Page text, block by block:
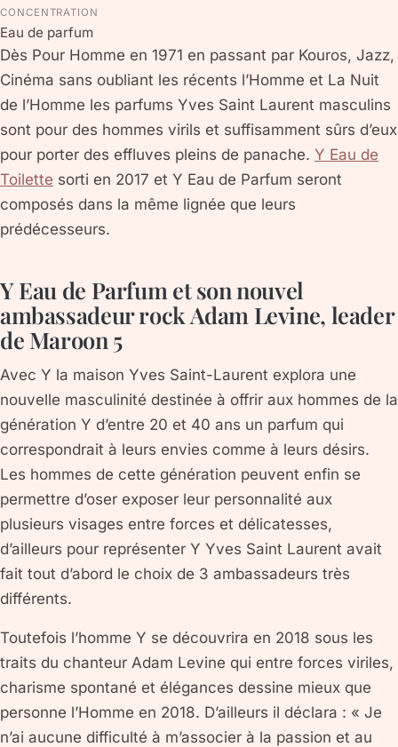
CONCENTRATION
Eau de parfum
Dès Pour Homme en 1971 en passant par Kouros, Jazz,
Cinéma sans oubliant les récents l’Homme et La Nuit
de l’Homme les parfums Yves Saint Laurent masculins
sont pour des hommes virils et suffisamment sûrs d’eux
pour porter des effluves pleins de panache. Y Eau de
Toilette sorti en 2017 et Y Eau de Parfum seront
composés dans la même lignée que leurs
prédécesseurs.
Y Eau de Parfum et son nouvel
ambassadeur rock Adam Levine, leader
de Maroon 5
Avec Y la maison Yves Saint-Laurent explora une
nouvelle masculinité destinée à offrir aux hommes de la
génération Y d’entre 20 et 40 ans un parfum qui
correspondrait à leurs envies comme à leurs désirs.
Les hommes de cette génération peuvent enfin se
permettre d’oser exposer leur personnalité aux
plusieurs visages entre forces et délicatesses,
d’ailleurs pour représenter Y Yves Saint Laurent avait
fait tout d’abord le choix de 3 ambassadeurs très
différents.
Toutefois l’homme Y se découvrira en 2018 sous les
traits du chanteur Adam Levine qui entre forces viriles,
charisme spontané et élégances dessine mieux que
personne l’Homme en 2018. D’ailleurs il déclara : « Je
n’ai aucune difficulté à m’associer à la passion et au